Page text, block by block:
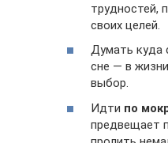
трудностей,
своих целей.
Думать куда
сне — в
выбор.
Идти по
предвещает